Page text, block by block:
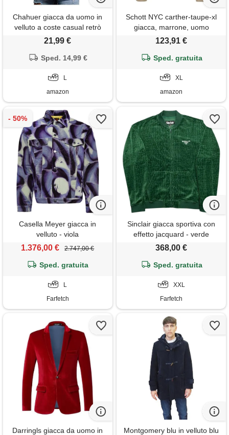
Chahuer giacca da uomo in
velluto a coste casual retrò
cargo pocket decorazione
maniche lunghe in velluto a
21,99 €
Sped. 14,99 €
L
amazon
Schott NYC carther-taupe-xl
giacca, marrone, uomo
123,91 €
Sped. gratuita
XL
amazon
Casella Meyer giacca in
velluto - viola
1.376,00 € 2.747,00 €
Sped. gratuita
L
Farfetch
Sinclair giacca sportiva con
effetto jacquard - verde
368,00 €
Sped. gratuita
XXL
Farfetch
Darringls giacca da uomo in
Montgomery blu in velluto blu